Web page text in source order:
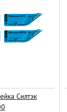
Силтэк